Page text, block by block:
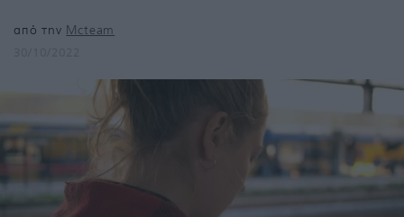
από την Mcteam